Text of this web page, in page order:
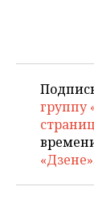
группу
«Дзене»